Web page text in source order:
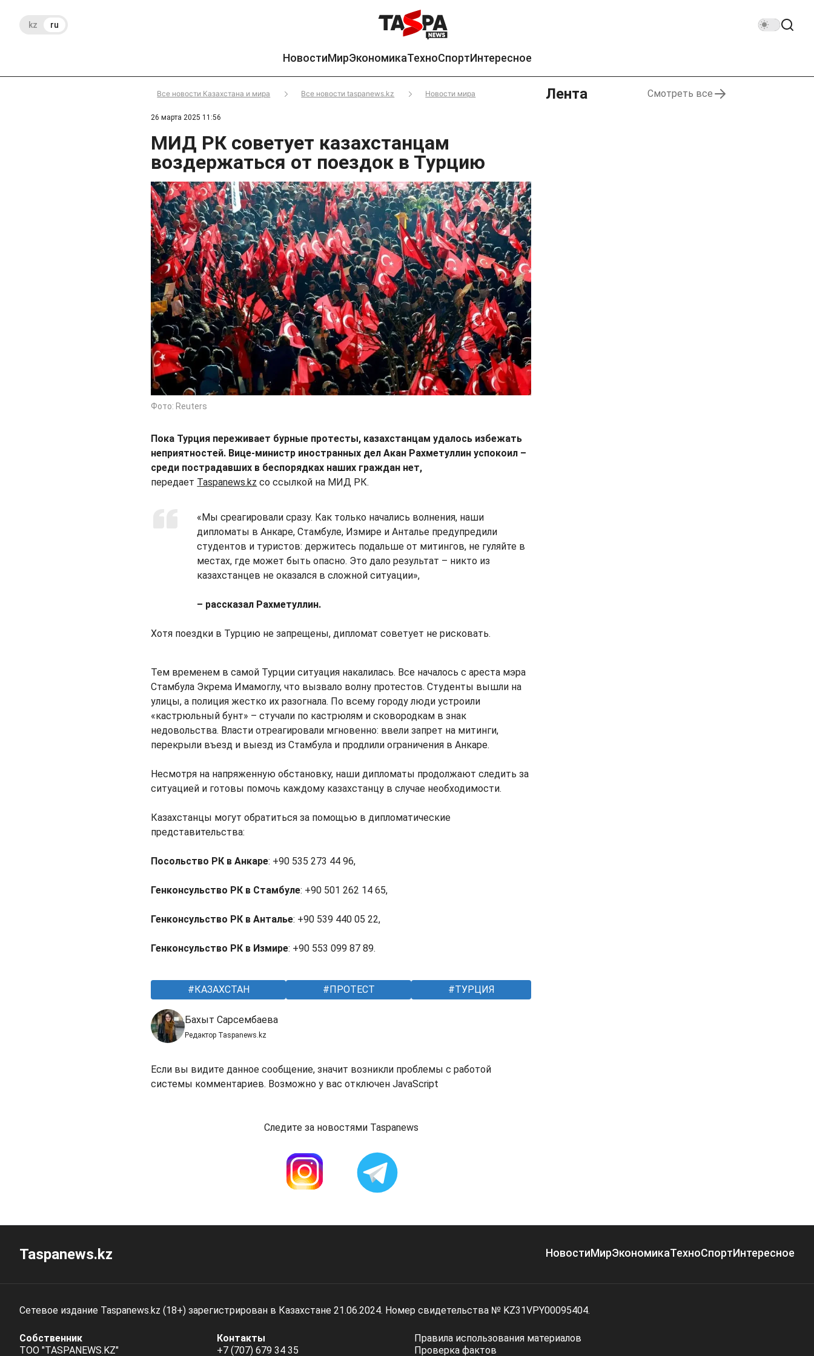
kz ru
НовостиМирЭкономикаТехноСпортИнтересное
Все новости Казахстана и мира Все новости taspanews.kz Новости мира
26 марта 2025 11:56
МИД РК советует казахстанцам
воздержаться от поездок в Турцию
Фото: Reuters
Пока Турция переживает бурные протесты, казахстанцам удалось избежать
неприятностей. Вице-министр иностранных дел Акан Рахметуллин успокоил –
среди пострадавших в беспорядках наших граждан нет,
передает Taspanews.kz со ссылкой на МИД РК.
«Мы среагировали сразу. Как только начались волнения, наши
дипломаты в Анкаре, Стамбуле, Измире и Анталье предупредили
студентов и туристов: держитесь подальше от митингов, не гуляйте в
местах, где может быть опасно. Это дало результат – никто из
казахстанцев не оказался в сложной ситуации»,
– рассказал Рахметуллин.
Хотя поездки в Турцию не запрещены, дипломат советует не рисковать.
Тем временем в самой Турции ситуация накалилась. Все началось с ареста мэра
Стамбула Экрема Имамоглу, что вызвало волну протестов. Студенты вышли на
улицы, а полиция жестко их разогнала. По всему городу люди устроили
«кастрюльный бунт» – стучали по кастрюлям и сковородкам в знак
недовольства. Власти отреагировали мгновенно: ввели запрет на митинги,
перекрыли въезд и выезд из Стамбула и продлили ограничения в Анкаре.
Несмотря на напряженную обстановку, наши дипломаты продолжают следить за
ситуацией и готовы помочь каждому казахстанцу в случае необходимости.
Казахстанцы могут обратиться за помощью в дипломатические
представительства:
Посольство РК в Анкаре: +90 535 273 44 96,
Генконсульство РК в Стамбуле: +90 501 262 14 65,
Генконсульство РК в Анталье: +90 539 440 05 22,
Генконсульство РК в Измире: +90 553 099 87 89.
КАЗАХСТАН ПРОТЕСТ ТУРЦИЯ
Бахыт Сарсембаева
Редактор Taspanews.kz
Если вы видите данное сообщение, значит возникли проблемы с работой
системы комментариев. Возможно у вас отключен JavaScript
Следите за новостями Taspanews
Лента Смотреть все
Taspanews.kz НовостиМирЭкономикаТехноСпортИнтересное
Сетевое издание Taspanews.kz (18+) зарегистрирован в Казахстане 21.06.2024. Номер свидетельства № KZ31VPY00095404.
Собственник
ТОО "TASPANEWS.KZ"
Контакты
+7 (707) 679 34 35
Правила использования материалов
Проверка фактов